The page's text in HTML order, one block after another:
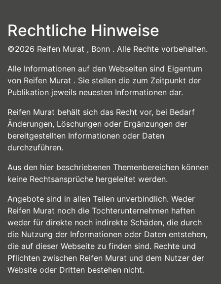
Rechtliche Hinweise
©2026 Reifen Murat , Bonn . Alle Rechte vorbehalten.
Alle Informationen auf den Webseiten sind Eigentum
von Reifen Murat . Sie stellen die zum Zeitpunkt der
Publikation jeweils neuesten Informationen dar.
Reifen Murat behält sich das Recht vor, bei Bedarf
Änderungen, Löschungen oder Ergänzungen der
bereitgestellten Informationen oder Daten
durchzuführen.
Aus den hier beschriebenen Themenbereichen können
keine Rechtsansprüche hergeleitet werden.
Angebote sind in allen Teilen unverbindlich. Weder
Reifen Murat noch die Tochterunternehmen haften
weder für direkte noch indirekte Schäden, die durch
die Nutzung der Informationen oder Daten entstehen,
die auf dieser Webseite zu finden sind. Rechte und
Pflichten zwischen Reifen Murat und dem Nutzer der
Website oder Dritten bestehen nicht.